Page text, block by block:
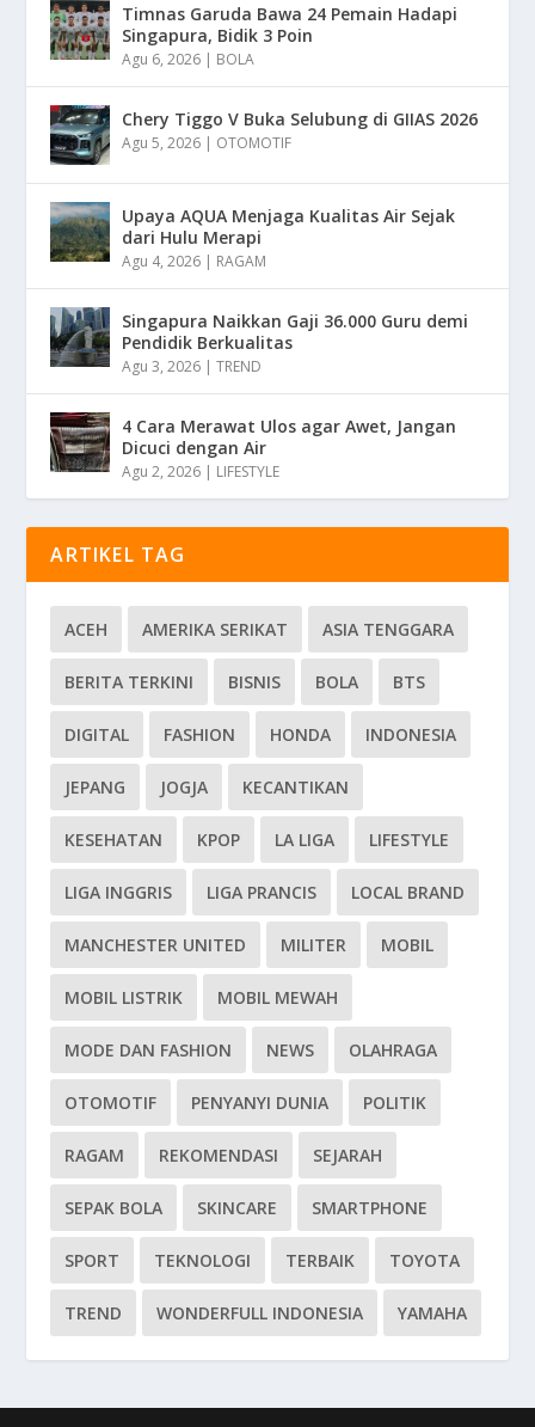
Timnas Garuda Bawa 24 Pemain Hadapi
Singapura, Bidik 3 Poin
Agu 6, 2026 | BOLA
Chery Tiggo V Buka Selubung di GIIAS 2026
Agu 5, 2026 | OTOMOTIF
Upaya AQUA Menjaga Kualitas Air Sejak
dari Hulu Merapi
Agu 4, 2026 | RAGAM
Singapura Naikkan Gaji 36.000 Guru demi
Pendidik Berkualitas
Agu 3, 2026 |TREND
4 Cara Merawat Ulos agar Awet, Jangan
Dicuci dengan Air
Agu 2, 2026 | LIFESTYLE
ARTIKEL TAG
ACEH AMERIKA SERIKAT ASIA TENGGARA
BERITA TERKINI BISNIS BOLA BTS
DIGITAL FASHION HONDA INDONESIA
JEPANG JOGJA KECANTIKAN
KESEHATAN KPOP LA LIGA LIFESTYLE
LIGA INGGRIS LIGA PRANCIS LOCAL BRAND
MANCHESTER UNITED MILITER MOBIL
MOBIL LISTRIK MOBIL MEWAH
MODE DAN FASHION NEWS OLAHRAGA
OTOMOTIF PENYANYI DUNIA POLITIK
RAGAM REKOMENDASI SEJARAH
SEPAK BOLA SKINCARE SMARTPHONE
SPORT TEKNOLOGI TERBAIK TOYOTA
TREND WONDERFULL INDONESIA YAMAHA